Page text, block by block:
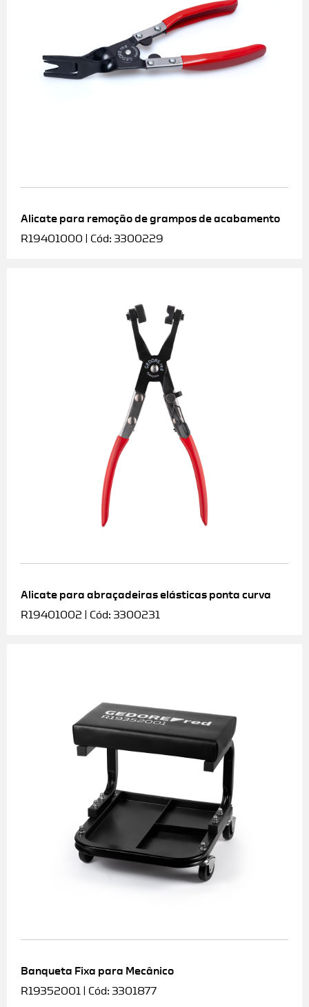
Alicate para remoção de grampos de acabamento
R19401000 | Cód: 3300229
Alicate para abraçadeiras elásticas ponta curva
R19401002 | Cód: 3300231
Banqueta Fixa para Mecânico
R19352001 | Cód: 3301877